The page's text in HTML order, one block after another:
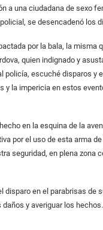
a una ciudadana de sexo
se desencadenó los
por la bala, la misma
quien indignado y
policía, escuché disparos
la impericia en estos
en la esquina de la
por el uso de esta arma
seguridad, en plena zona
disparo en el parabrisas
y averiguar los hechos.